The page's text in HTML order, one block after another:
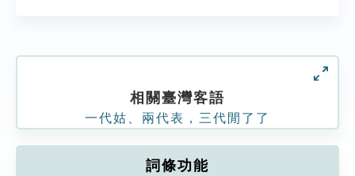
相關臺灣客語
一代姑、兩代表，三代閒了了
詞條功能